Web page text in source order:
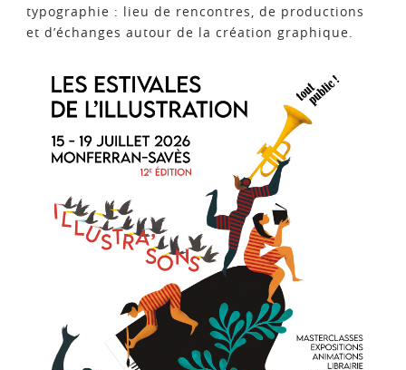
typographie : lieu de rencontres, de productions
et d’échanges autour de la création graphique.